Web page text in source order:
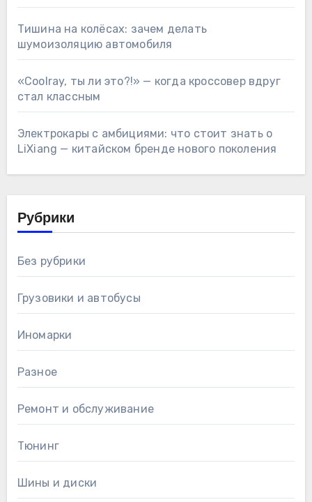
Тишина на колёсах: зачем делать
шумоизоляцию автомобиля
«Coolray, ты ли это?!» — когда кроссовер вдруг
стал классным
Электрокары с амбициями: что стоит знать о
LiXiang — китайском бренде нового поколения
Рубрики
Без рубрики
Грузовики и автобусы
Иномарки
Разное
Ремонт и обслуживание
Тюнинг
Шины и диски